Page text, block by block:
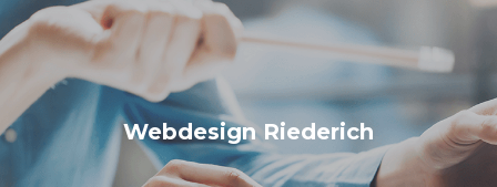
Webdesign Riederich